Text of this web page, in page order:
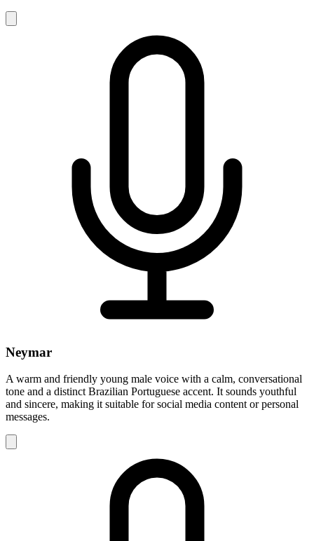
Neymar
A warm and friendly young male voice with a calm, conversational
tone and a distinct Brazilian Portuguese accent. It sounds youthful
and sincere, making it suitable for social media content or personal
messages.